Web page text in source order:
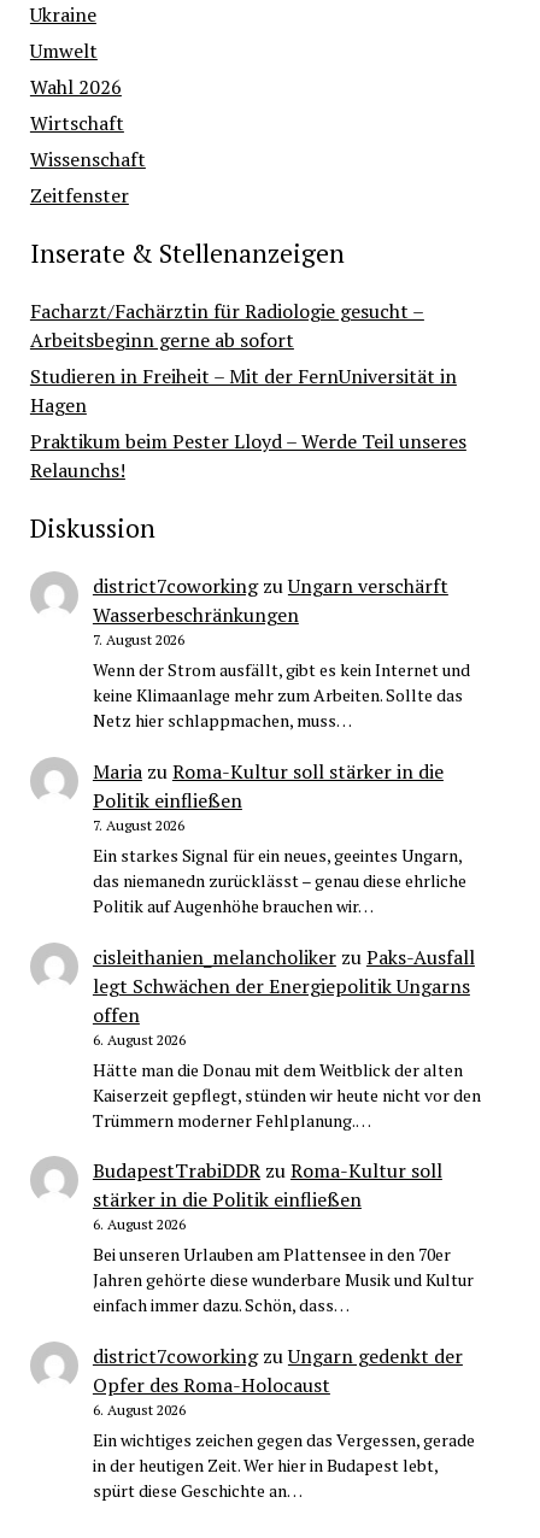
Ukraine
Umwelt
Wahl 2026
Wirtschaft
Wissenschaft
Zeitfenster
Inserate & Stellenanzeigen
Facharzt/Fachärztin für Radiologie gesucht –
Arbeitsbeginn gerne ab sofort
Studieren in Freiheit – Mit der FernUniversität in
Hagen
Praktikum beim Pester Lloyd – Werde Teil unseres
Relaunchs!
Diskussion
district7coworkingzuUngarn verschärft
Wasserbeschränkungen
7. August 2026
Wenn der Strom ausfällt, gibt es kein Internet und
keine Klimaanlage mehr zum Arbeiten. Sollte das
Netz hier schlappmachen, muss…
MariazuRoma-Kultur soll stärker in die
Politik einfließen
7. August 2026
Ein starkes Signal für ein neues, geeintes Ungarn,
das niemanedn zurücklässt – genau diese ehrliche
Politik auf Augenhöhe brauchen wir…
cisleithanien_melancholikerzuPaks-Ausfall
legt Schwächen der Energiepolitik Ungarns
offen
6. August 2026
Hätte man die Donau mit dem Weitblick der alten
Kaiserzeit gepflegt, stünden wir heute nicht vor den
Trümmern moderner Fehlplanung.…
BudapestTrabiDDRzuRoma-Kultur soll
stärker in die Politik einfließen
6. August 2026
Bei unseren Urlauben am Plattensee in den 70er
Jahren gehörte diese wunderbare Musik und Kultur
einfach immer dazu. Schön, dass…
district7coworkingzuUngarn gedenkt der
Opfer des Roma-Holocaust
6. August 2026
Ein wichtiges zeichen gegen das Vergessen, gerade
in der heutigen Zeit. Wer hier in Budapest lebt,
spürt diese Geschichte an…